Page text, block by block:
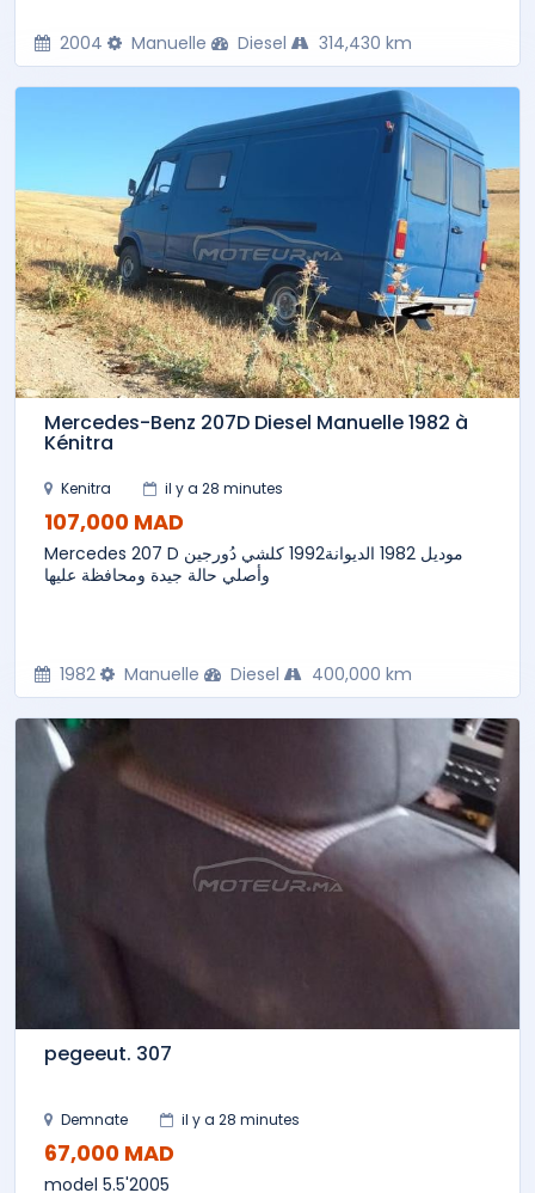
2004 Manuelle Diesel 314,430 km
Mercedes-Benz 207D Diesel Manuelle 1982 à
Kénitra
Kenitra il y a 28 minutes
107,000 MAD
Mercedes 207 D موديل 1982 الديوانة1992 كلشي دُورجين
وأصلي حالة جيدة ومحافظة عليها
1982 Manuelle Diesel 400,000 km
pegeeut. 307
Demnate il y a 28 minutes
67,000 MAD
model 5.5'2005